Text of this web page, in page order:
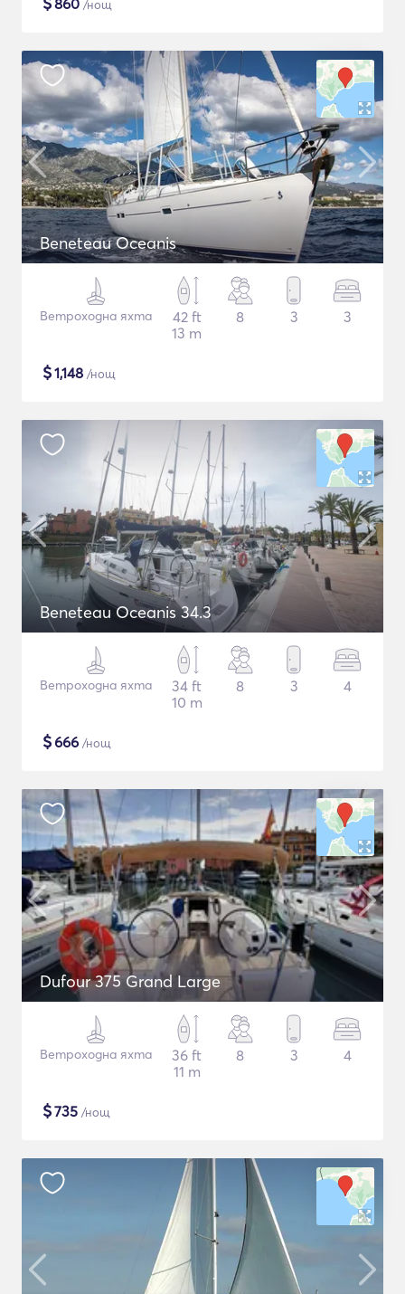
860 /нощ
Beneteau Oceanis
Ветроходна яхта
42 ft
13 m
8 3 3
$1,148 /нощ
Beneteau Oceanis 34.3
Ветроходна яхта
34 ft
10 m
8 3 4
$666 /нощ
Dufour 375 Grand Large
Ветроходна яхта
36 ft
11 m
8 3 4
$735 /нощ